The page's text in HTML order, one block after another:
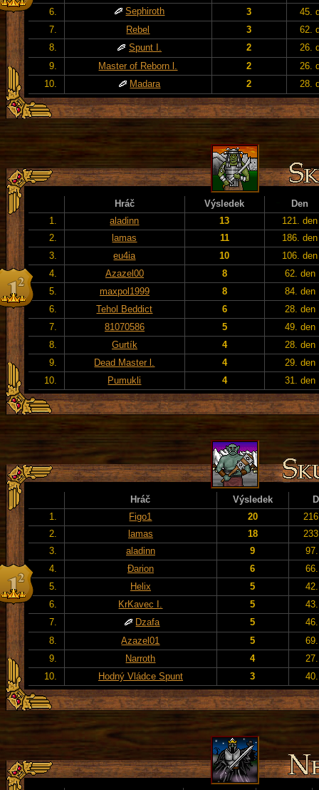
6.
Sephiroth 3
45.
7.
Rebel 3
62.
8.
Spunt I. 2
26.
9.
Master of Reborn l. 2
26.
10.
Madara 2 28.
Hráč Výsledek
Den
1.
aladinn 13
121. den
2.
lamas 11
186. den
3.
eu4ia 10
106. den
4.
Azazel00 8
62. den
5.
maxpol1999 8
84. den
6.
Tehol Beddict 6
28. den
7.
81070586 5
49. den
8.
Gurtík 4
28. den
9.
Dead Master l. 4
29. den
10.
Pumukli 4 31. den
Hráč Výsledek
1.
Figo1 20
2.
lamas 18
3.
aladinn 9
4.
Đarion 6
5.
Helix 5
6.
KrKavec I. 5
7.
Dzafa 5
8.
Azazel01 5
9.
Narroth 4
10.
Hodný Vládce Spunt 3